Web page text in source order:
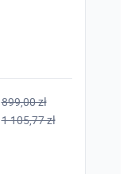
899,00 zł
1 105,77 zł